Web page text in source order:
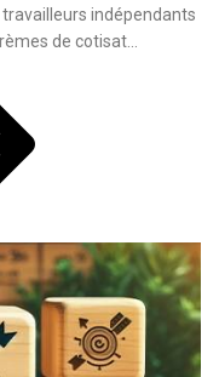
indépendants
de cotisat...